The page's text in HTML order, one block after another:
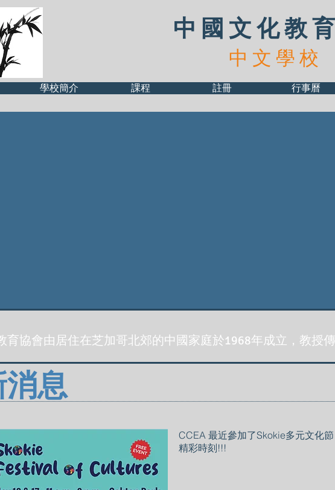
中 國 文 化 教
學校簡介 課程 註冊 行事曆
中 文 學 校
育協會由居住在芝加哥北郊的中國家庭於1968年成立，教授傳
息
CCEA 最近參加了Skokie多元文化
精彩時刻!!!